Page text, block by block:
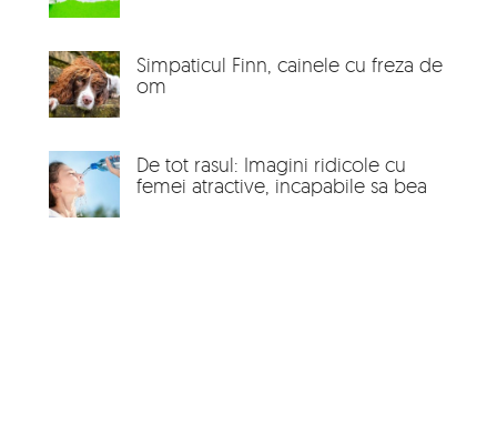
Simpaticul Finn, cainele cu freza de
om
De tot rasul: Imagini ridicole cu
femei atractive, incapabile sa bea